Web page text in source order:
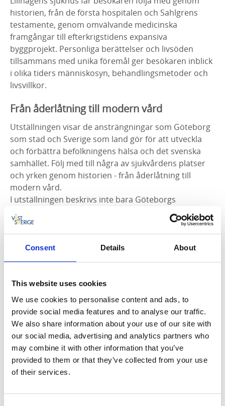
Consent Details About
This website uses cookies
We use cookies to personalise content and ads, to
provide social media features and to analyse our traffic.
We also share information about your use of our site with
our social media, advertising and analytics partners who
may combine it with other information that you’ve
provided to them or that they’ve collected from your use
of their services.
historien, från de första hospitalen och Sahlgrens
testamente, genom omvälvande medicinska
framgångar till efterkrigstidens expansiva
byggprojekt. Personliga berättelser och livsöden
tillsammans med unika föremål ger besökaren inblick
i olika tiders människosyn, behandlingsmetoder och
livsvillkor.
Från åderlåtning till modern vård
Utställningen visar de ansträngningar som Göteborg
som stad och Sverige som land gör för att utveckla
och förbättra befolkningens hälsa och det svenska
samhället. Följ med till några av sjukvårdens platser
och yrken genom historien - från åderlåtning till
modern vård.
I utställningen beskrivs inte bara Göteborgs
medicinhistoria utan även den internationella
medicinens och det svenska samhällets utveckling.